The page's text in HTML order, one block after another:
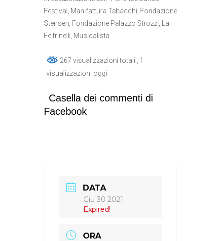
Festival, Manifattura Tabacchi, Fondazione
Stensen, Fondazione Palazzo Strozzi, La
Feltrinelli, Musicalista
267 visualizzazioni totali
, 1
visualizzazioni oggi
Casella dei commenti di
Facebook
DATA
Giu 30 2021
Expired!
ORA